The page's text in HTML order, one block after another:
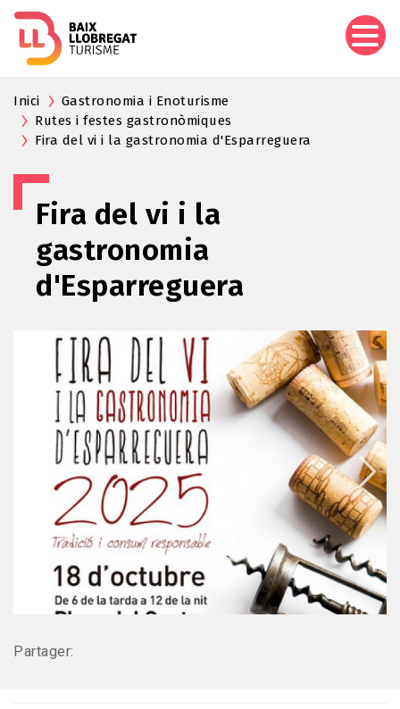
Inici
Gastronomia i Enoturisme
Rutes i festes gastronòmiques
Fira del vi i la gastronomia d'Esparreguera
Fira del vi i la
gastronomia
d'Esparreguera
Partager: